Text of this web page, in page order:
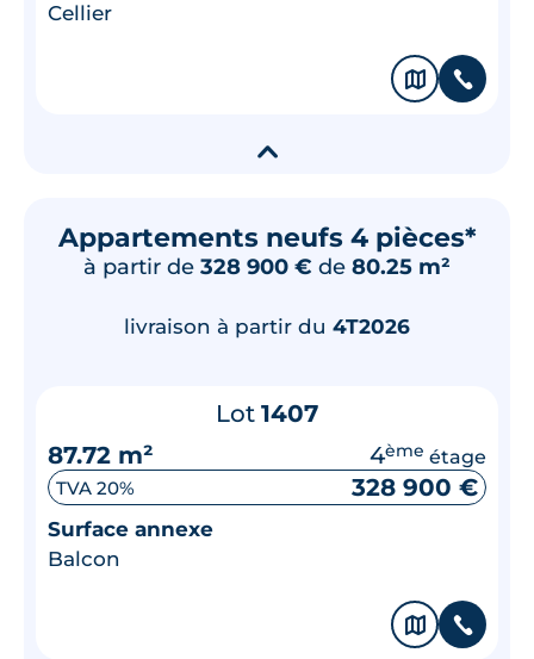
Cellier
🗞 📞
▾
Appartements neufs 4 pièces*
à partir de 328 900 € de 80.25 m²
livraison à partir du 4T2026
Lot 1407
87.72 m²
4ème étage
TVA 20% 328 900 €
Surface annexe
Balcon
🗞 📞